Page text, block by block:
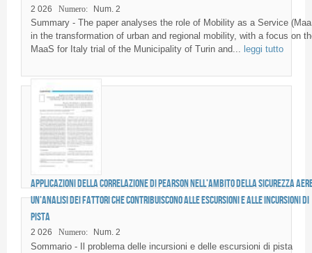
2 026 Numero: Num. 2
Summary - The paper analyses the role of Mobility as a Service
in the transformation of urban and regional mobility, with a focus on
MaaS for Italy trial of the Municipality of Turin and...
leggi tutto
Applicazioni della Correlazione di Pearson nell’ambito della sicurezza
un’analisi dei fattori che contribuiscono alle escursioni e alle incursioni di
pista
2 026 Numero: Num. 2
Sommario - Il problema delle incursioni e delle escursioni di pista